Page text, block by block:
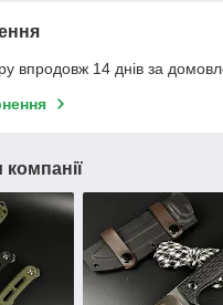
впродовж 14 днів за
компанії